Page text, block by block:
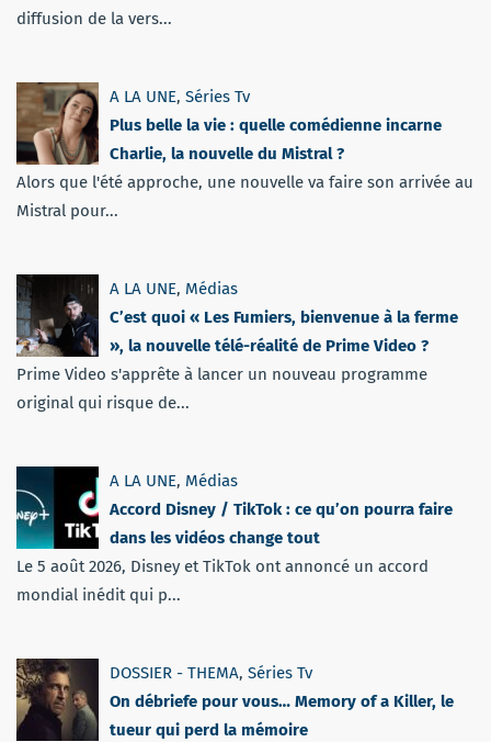
diffusion de la vers...
A LA UNE, Séries Tv
Plus belle la vie : quelle comédienne incarne
Charlie, la nouvelle du Mistral ?
Alors que l'été approche, une nouvelle va faire son arrivée au
Mistral pour...
A LA UNE, Médias
C’est quoi « Les Fumiers, bienvenue à la ferme
», la nouvelle télé-réalité de Prime Video ?
Prime Video s'apprête à lancer un nouveau programme
original qui risque de...
A LA UNE, Médias
Accord Disney / TikTok : ce qu’on pourra faire
dans les vidéos change tout
Le 5 août 2026, Disney et TikTok ont annoncé un accord
mondial inédit qui p...
DOSSIER - THEMA, Séries Tv
On débriefe pour vous… Memory of a Killer, le
tueur qui perd la mémoire